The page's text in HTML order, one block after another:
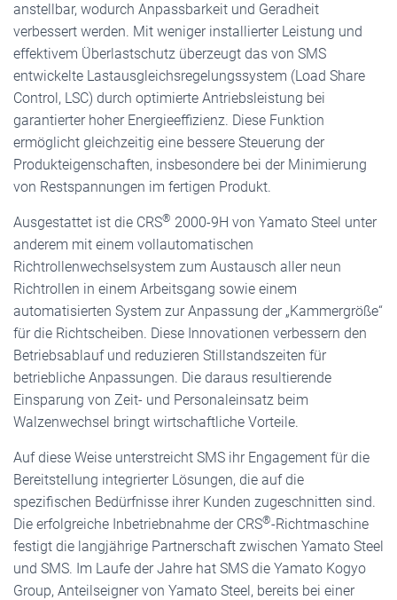
anstellbar, wodurch Anpassbarkeit und Geradheit
verbessert werden. Mit weniger installierter Leistung und
effektivem Überlastschutz überzeugt das von SMS
entwickelte Lastausgleichsregelungssystem (Load Share
Control, LSC) durch optimierte Antriebsleistung bei
garantierter hoher Energieeffizienz. Diese Funktion
ermöglicht gleichzeitig eine bessere Steuerung der
Produkteigenschaften, insbesondere bei der Minimierung
von Restspannungen im fertigen Produkt.
Ausgestattet ist die CRS® 2000-9H von Yamato Steel unter
anderem mit einem vollautomatischen
Richtrollenwechselsystem zum Austausch aller neun
Richtrollen in einem Arbeitsgang sowie einem
automatisierten System zur Anpassung der „Kammergröße“
für die Richtscheiben. Diese Innovationen verbessern den
Betriebsablauf und reduzieren Stillstandszeiten für
betriebliche Anpassungen. Die daraus resultierende
Einsparung von Zeit- und Personaleinsatz beim
Walzenwechsel bringt wirtschaftliche Vorteile.
Auf diese Weise unterstreicht SMS ihr Engagement für die
Bereitstellung integrierter Lösungen, die auf die
spezifischen Bedürfnisse ihrer Kunden zugeschnitten sind.
Die erfolgreiche Inbetriebnahme der CRS®-Richtmaschine
festigt die langjährige Partnerschaft zwischen Yamato Steel
und SMS. Im Laufe der Jahre hat SMS die Yamato Kogyo
Group, Anteilseigner von Yamato Steel, bereits bei einer